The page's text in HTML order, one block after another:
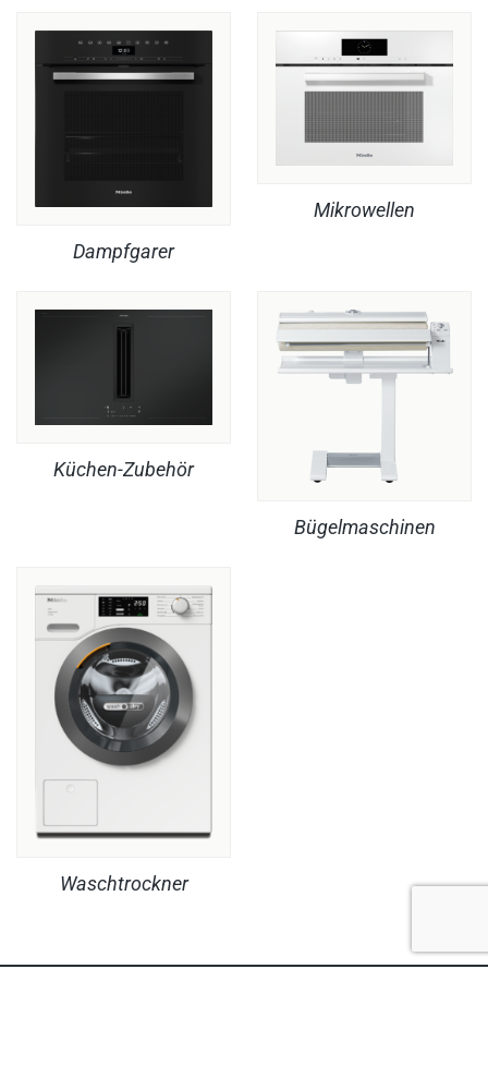
Dampfgarer
Mikrowellen
Küchen-Zubehör
Bügelmaschinen
Waschtrockner